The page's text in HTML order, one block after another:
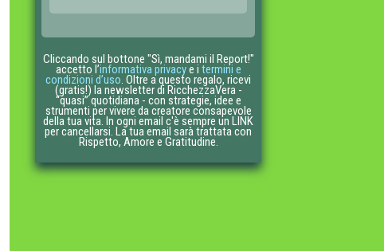
Cliccando sul bottone "Sì, mandami il Report!"
accetto l’informativa privacye i termini e
condizioni d’uso. Oltre a questo regalo, ricevi
(gratis!) la newsletter di RicchezzaVera -
“quasi” quotidiana - con strategie, idee e
strumenti per vivere da creatore consapevole
della tua vita. In ogni email c'è sempre un LINK
per cancellarsi. La tua email sarà trattata con
Rispetto, Amore e Gratitudine.